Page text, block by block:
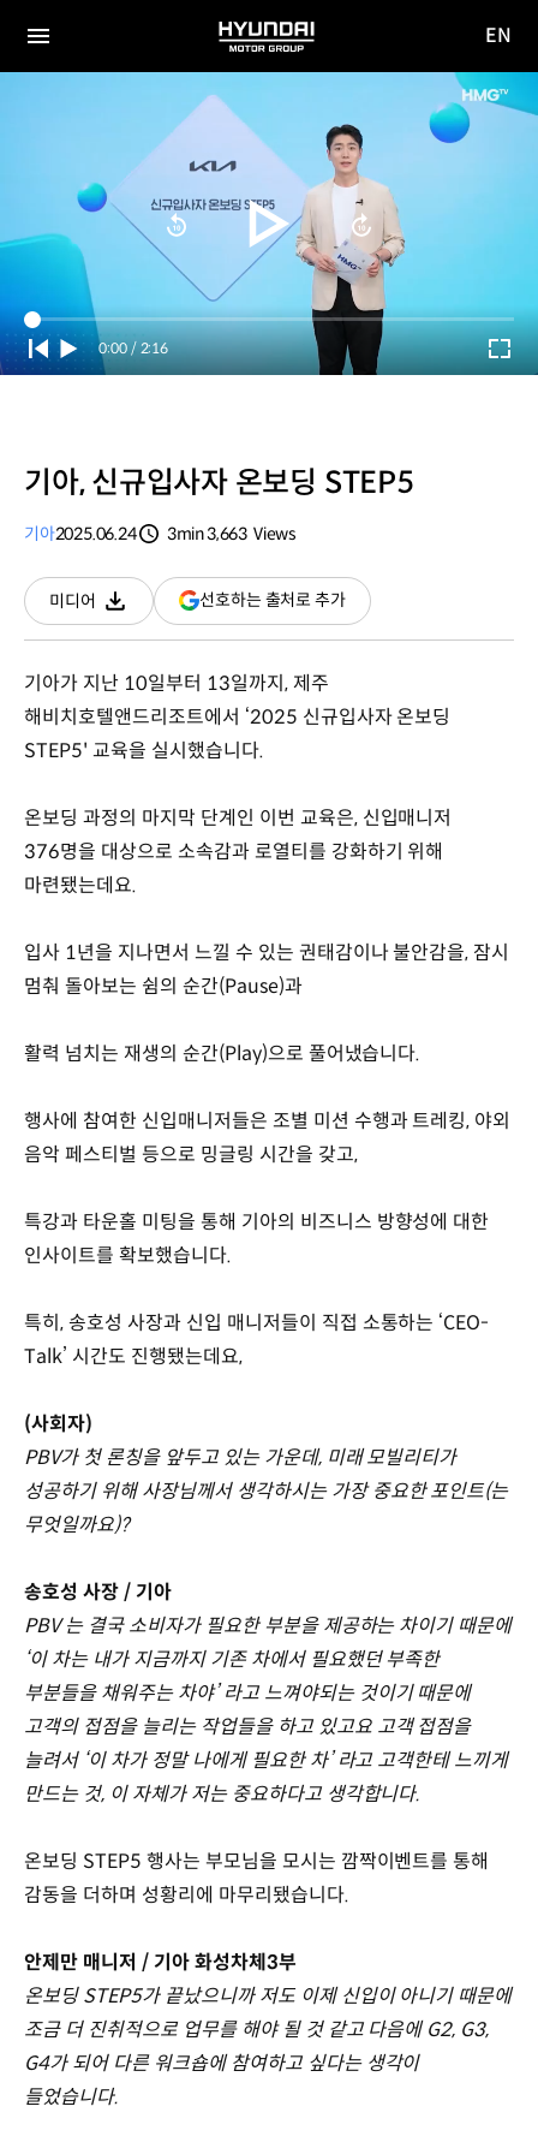
전체
HYUNDAI
MOTOR
GROUP
사이
이동
EN
Current
Time
0:00 / Duration
2:16
기아, 신규입사자 온보딩 STEP5
기아2025.06.24
3min3,663 Views
미디어
다운로드
선호하는 출처로 추가(새
창
기아가 지난 10일부터 13일까지, 제주
해비치호텔앤드리조트에서 ‘2025 신규입사자 온보딩
STEP5' 교육을 실시했습니다.
온보딩 과정의 마지막 단계인 이번 교육은, 신입매니저
376명을 대상으로 소속감과 로열티를 강화하기 위해
마련됐는데요.
입사 1년을 지나면서 느낄 수 있는 권태감이나 불안감을, 잠시
멈춰 돌아보는 쉼의 순간(Pause)과
활력 넘치는 재생의 순간(Play)으로 풀어냈습니다.
행사에 참여한 신입매니저들은 조별 미션 수행과 트레킹, 야외
음악 페스티벌 등으로 밍글링 시간을 갖고,
특강과 타운홀 미팅을 통해 기아의 비즈니스 방향성에 대한
인사이트를 확보했습니다.
특히, 송호성 사장과 신입 매니저들이 직접 소통하는 ‘CEO-
Talk’ 시간도 진행됐는데요,
(사회자)
PBV가 첫 론칭을 앞두고 있는 가운데, 미래 모빌리티가
성공하기 위해 사장님께서 생각하시는 가장 중요한 포인트(는
무엇일까요)?
송호성 사장 / 기아
PBV 는 결국 소비자가 필요한 부분을 제공하는 차이기 때문에
‘이 차는 내가 지금까지 기존 차에서 필요했던 부족한
부분들을 채워주는 차야’ 라고 느껴야되는 것이기 때문에
고객의 접점을 늘리는 작업들을 하고 있고요 고객 접점을
늘려서 ‘이 차가 정말 나에게 필요한 차’ 라고 고객한테 느끼게
만드는 것, 이 자체가 저는 중요하다고 생각합니다.
온보딩 STEP5 행사는 부모님을 모시는 깜짝이벤트를 통해
감동을 더하며 성황리에 마무리됐습니다.
안제만 매니저 / 기아 화성차체3부
온보딩 STEP5가 끝났으니까 저도 이제 신입이 아니기 때문에
조금 더 진취적으로 업무를 해야 될 것 같고 다음에 G2, G3,
G4가 되어 다른 워크숍에 참여하고 싶다는 생각이
들었습니다.